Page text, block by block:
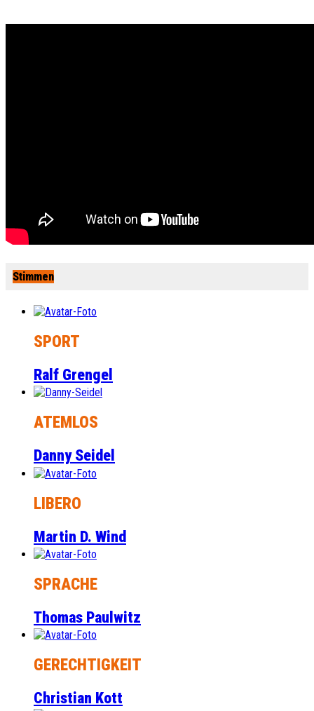
Stimmen
SPORT
Ralf Grengel
ATEMLOS
Danny Seidel
LIBERO
Martin D. Wind
SPRACHE
Thomas Paulwitz
GERECHTIGKEIT
Christian Kott